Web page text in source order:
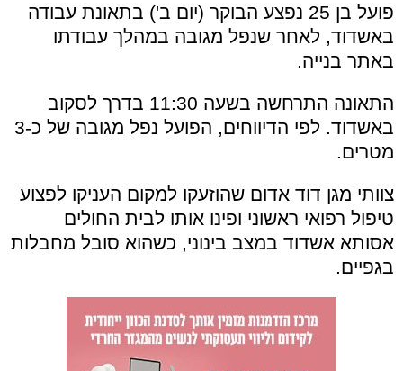
פועל בן 25 נפצע הבוקר (יום ב') בתאונת עבודה
באשדוד, לאחר שנפל מגובה במהלך עבודתו
באתר בנייה.
התאונה התרחשה בשעה 11:30 בדרך לסקוב
באשדוד. לפי הדיווחים, הפועל נפל מגובה של כ-3
מטרים.
צוותי מגן דוד אדום שהוזעקו למקום העניקו לפצוע
טיפול רפואי ראשוני ופינו אותו לבית החולים
אסותא אשדוד במצב בינוני, כשהוא סובל מחבלות
בגפיים.